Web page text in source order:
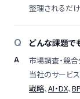
整理されるだけ
どんな課題で
市場調査・競合
当社のサービ
戦略、AI・DX、